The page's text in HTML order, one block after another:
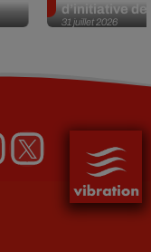
31 juillet 2026
d’initiative